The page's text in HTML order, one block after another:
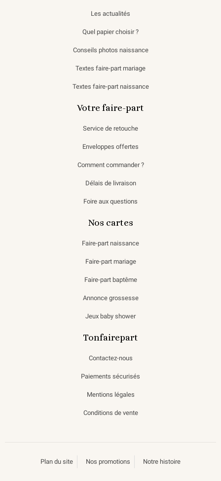
Les actualités
Quel papier choisir ?
Conseils photos naissance
Textes faire-part mariage
Textes faire-part naissance
Votre faire-part
Service de retouche
Enveloppes offertes
Comment commander ?
Délais de livraison
Foire aux questions
Nos cartes
Faire-part naissance
Faire-part mariage
Faire-part baptême
Annonce grossesse
Jeux baby shower
Tonfairepart
Contactez-nous
Paiements sécurisés
Mentions légales
Conditions de vente
Plan du site Nos promotions Notre histoire